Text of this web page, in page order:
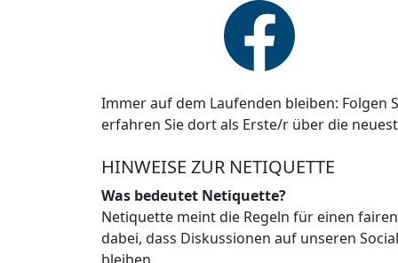
Immer auf dem Laufenden bleiben: Folgen
erfahren Sie dort als Erste/r über die
HINWEISE ZUR NETIQUETTE
Was bedeutet Netiquette?
Netiquette meint die Regeln für einen
dabei, dass Diskussionen auf unseren